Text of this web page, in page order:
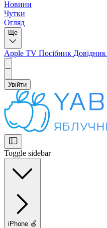
Новини
Чутки
Огляд
Ще
Apple TV Посібник Довідник
Увійти
Toggle sidebar
iPhone 🍏